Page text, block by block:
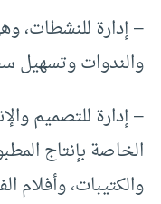
– إدارة للنشطات،
والندوات وتسهيل
– إدارة للتصميم
الخاصة بإنتاج
والكتيبات، وأفلام